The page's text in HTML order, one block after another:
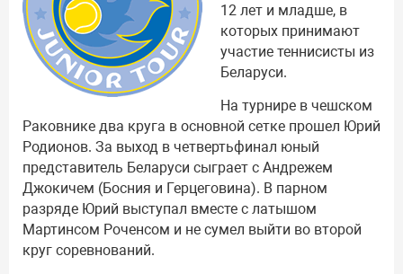
12 лет и младше, в
которых принимают
участие теннисисты из
Беларуси.
На турнире в чешском
Раковнике два круга в основной сетке прошел Юрий
Родионов. За выход в четвертьфинал юный
представитель Беларуси сыграет с Андрежем
Джокичем (Босния и Герцеговина). В парном
разряде Юрий выступал вместе с латышом
Мартинсом Роченсом и не сумел выйти во второй
круг соревнований.